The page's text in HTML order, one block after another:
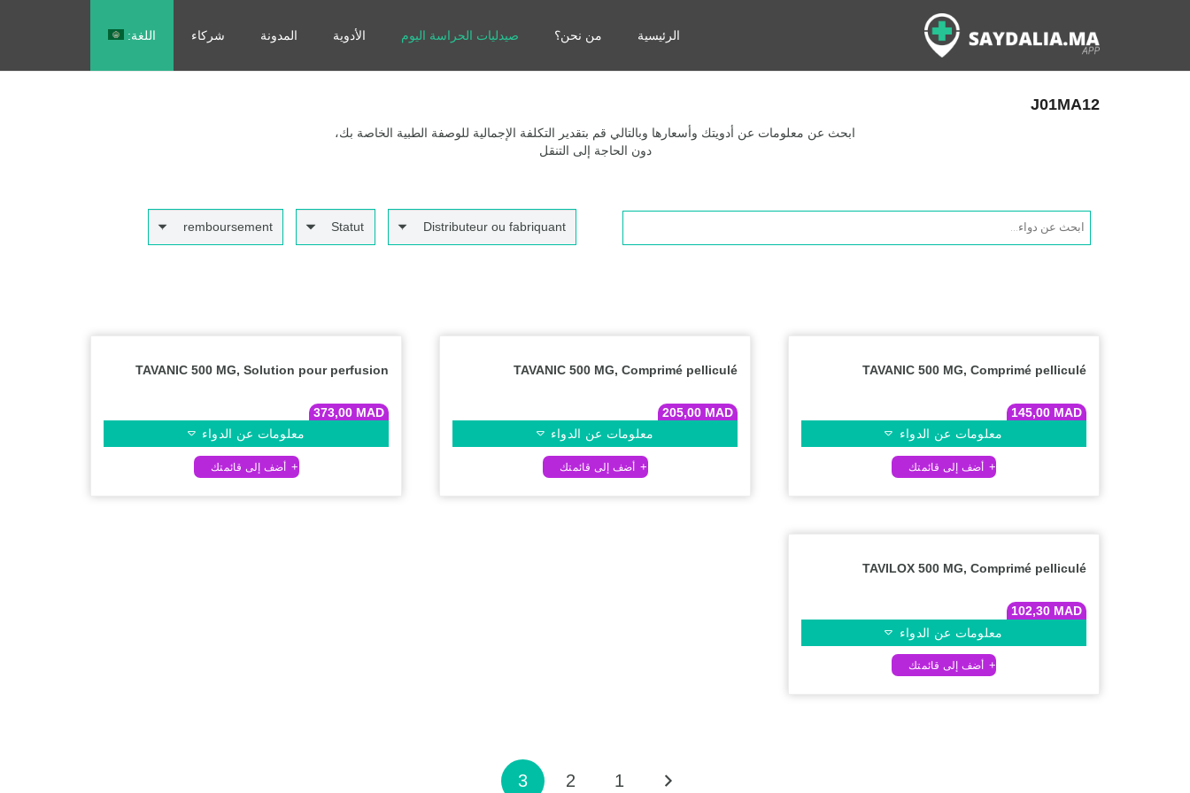
الرئيسية من نحن؟ صيدليات الحراسة اليوم الأدوية المدونة شركاء اللغة:
J01MA12
ابحث عن معلومات عن أدويتك وأسعارها وبالتالي قم بتقدير التكلفة الإجمالية للوصفة الطبية الخاصة بك،
دون الحاجة إلى التنقل
Products
search
Distributeur ou fabriquant
Statut
remboursement
TAVANIC 500 MG, Comprimé pelliculé
145,00 MAD
معلومات عن الدواء
TAVANIC 500 MG, Comprimé pelliculé
205,00 MAD
معلومات عن الدواء
TAVANIC 500 MG, Solution pour perfusion
373,00 MAD
معلومات عن الدواء
TAVILOX 500 MG, Comprimé pelliculé
102,30 MAD
معلومات عن الدواء
1
2
3